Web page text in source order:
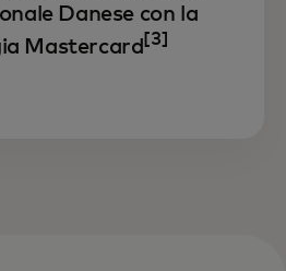
Danese con la
Mastercard
[3]